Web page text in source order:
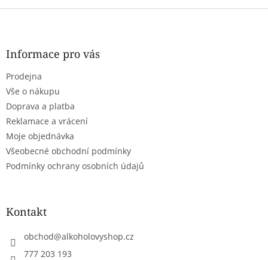
l
p
i
Z
Informace pro vás
Prodejna
Vše o nákupu
Doprava a platba
Reklamace a vrácení
Moje objednávka
Všeobecné obchodní podmínky
Podmínky ochrany osobních údajů
Kontakt
obchod@alkoholovyshop.cz
777 203 193